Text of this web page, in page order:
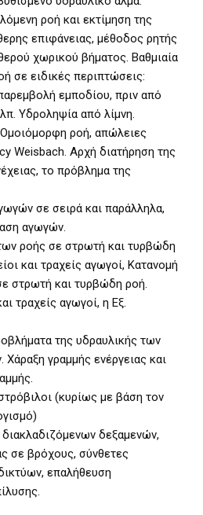
ροή και εκτίμηση της
επιφάνειας, μέθοδος ρητής
χωρικού βήματος. Βαθμιαία
σε ειδικές περιπτώσεις:
εμποδίου, πριν από
Υδροληψία από λίμνη.
Ομοιόμορφη ροή, απώλειες
Weisbach. Αρχή διατήρηση της
το πρόβλημα της
σε σειρά και παράλληλα,
αγωγών.
ροής σε στρωτή και τυρβώδη
και τραχείς αγωγοί, Κατανομή
στρωτή και τυρβώδη ροή.
τραχείς αγωγοί, η Εξ.
της υδραυλικής των
γραμμής ενέργειας και
(κυρίως με βάση τον
δεξαμενών,
σε βρόχους, σύνθετες
επαλήθευση